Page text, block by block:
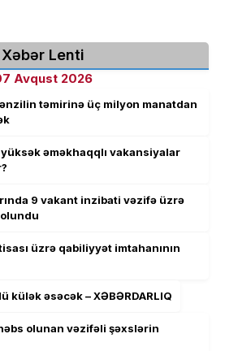
Xəbər Lenti
Avqust 2026
təmirinə üç milyon manatdan
əməkhaqqlı vakansiyalar
9 vakant inzibati vəzifə üzrə
üzrə qabiliyyət imtahanının
külək əsəcək – XƏBƏRDARLIQ
olunan vəzifəli şəxslərin